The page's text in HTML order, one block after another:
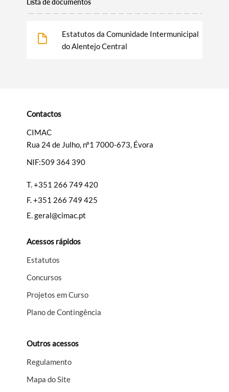
Categorias gerais
Filtros
Lista de documentos
Estatutos da Comunidade Intermunicipal
do Alentejo Central
Contactos
CIMAC
Rua 24 de Julho, nº1 7000-673, Évora
NIF:509 364 390
T.+351 266 749 420
F.+351 266 749 425
E.geral@cimac.pt
Acessos rápidos
Estatutos
Concursos
Projetos em Curso
Plano de Contingência
Outros acessos
Regulamento
Mapa do Site